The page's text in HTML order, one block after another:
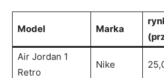
Model Marka
Air Jordan 1
Retro
Nike